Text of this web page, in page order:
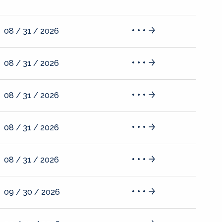
08 / 31 / 2026
08 / 31 / 2026
08 / 31 / 2026
08 / 31 / 2026
08 / 31 / 2026
09 / 30 / 2026